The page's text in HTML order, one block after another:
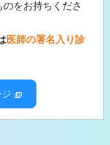
をお持ちくださ
医師の署名入り診